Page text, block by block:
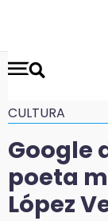
CULTURA
Google
poeta
López